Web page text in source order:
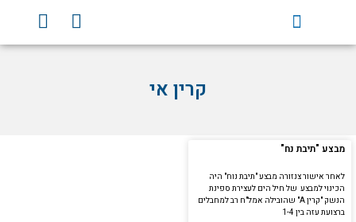
F
a
c
Y
o
u
קרין אי
מבצע "תיבת נח"
לאחר אישור צנזורה מבצע "תיבת נוח" היה
הכינוי למבצע של חיל הים לעצירת ספינת
הנשק "קרין A" שהובילה אמל"ח רב למחבלים
ברצועת עזה בין 1-4